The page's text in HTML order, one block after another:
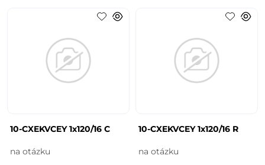
10-CXEKVCEY 1x120/16 C
na otázku
10-CXEKVCEY 1x120/16 R
na otázku